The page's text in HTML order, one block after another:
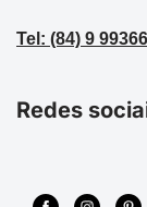
Tel: (84) 9
Redes